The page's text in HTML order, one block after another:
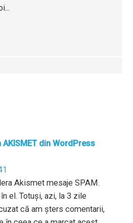
din WordPress
Akismet mesaje SPAM.
el. Totuși, azi, la 3 zile
că am șters comentarii,